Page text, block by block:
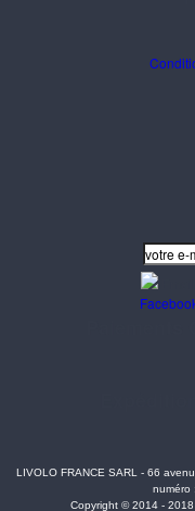
LIVOLO FRANCE SARL - 66
numéro
Copyright © 2014 -